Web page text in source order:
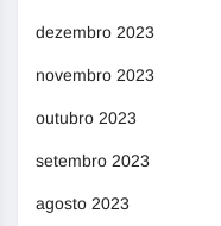
dezembro 2023
novembro 2023
outubro 2023
setembro 2023
agosto 2023